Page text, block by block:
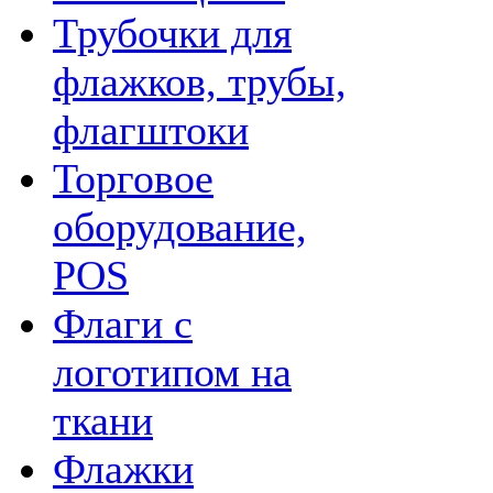
Трубочки для
флажков, трубы,
флагштоки
Торговое
оборудование,
POS
Флаги с
логотипом на
ткани
Флажки